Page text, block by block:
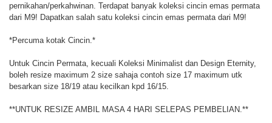
pernikahan/perkahwinan. Terdapat banyak koleksi cincin emas permata
dari M9! Dapatkan salah satu koleksi cincin emas permata dari M9!
*Percuma kotak Cincin.*
Untuk Cincin Permata, kecuali Koleksi Minimalist dan Design Eternity,
boleh resize maximum 2 size sahaja contoh size 17 maximum utk
besarkan size 18/19 atau kecilkan kpd 16/15.
**UNTUK RESIZE AMBIL MASA 4 HARI SELEPAS PEMBELIAN.**